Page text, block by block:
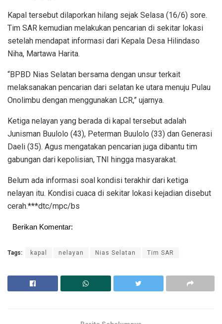
Kapal tersebut dilaporkan hilang sejak Selasa (16/6) sore.
Tim SAR kemudian melakukan pencarian di sekitar lokasi
setelah mendapat informasi dari Kepala Desa Hilindaso
Niha, Martawa Harita.
“BPBD Nias Selatan bersama dengan unsur terkait
melaksanakan pencarian dari selatan ke utara menuju Pulau
Onolimbu dengan menggunakan LCR,” ujarnya.
Ketiga nelayan yang berada di kapal tersebut adalah
Junisman Buulolo (43), Peterman Buulolo (33) dan Generasi
Daeli (35). Agus mengatakan pencarian juga dibantu tim
gabungan dari kepolisian, TNI hingga masyarakat.
Belum ada informasi soal kondisi terakhir dari ketiga
nelayan itu. Kondisi cuaca di sekitar lokasi kejadian disebut
cerah.***dtc/mpc/bs
Berikan Komentar:
Tags: kapal nelayan Nias Selatan Tim SAR